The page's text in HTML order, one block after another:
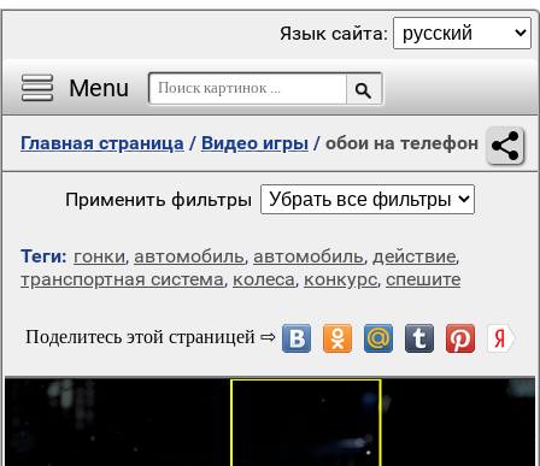
Menu
Язык сайта:
Главная страница / Видео игры / обои на телефон
Применить фильтры
Теги: гонки, автомобиль, автомобиль, действие,
транспортная система, колеса, конкурс, спешите